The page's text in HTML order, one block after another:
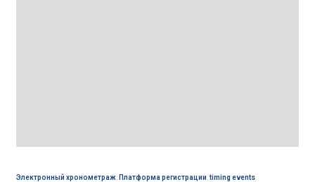
Электронный хронометраж, Платформа регистрации timing events